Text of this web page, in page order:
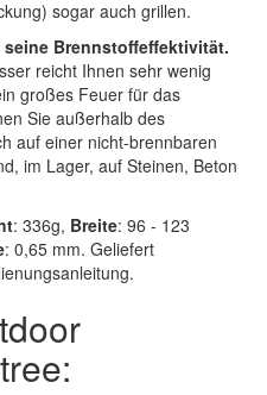
sogar auch grillen.
Brennstoffeffektivität.
reicht Ihnen sehr wenig
großes Feuer für das
Sie außerhalb des
auf einer nicht-brennbaren
im Lager, auf Steinen, Beton
: 336g, Breite: 96 - 123
: 0,65 mm. Geliefert